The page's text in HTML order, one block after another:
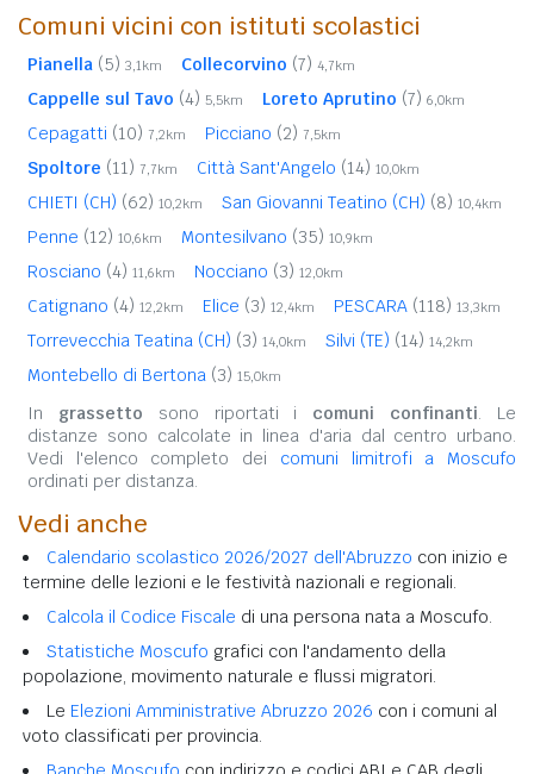
Comuni vicini con istituti scolastici
Pianella (5) 3,1km Collecorvino (7) 4,7km
Cappelle sul Tavo (4) 5,5km Loreto Aprutino (7) 6,0km
Cepagatti (10) 7,2km Picciano (2) 7,5km
Spoltore (11) 7,7km Città Sant'Angelo (14) 10,0km
CHIETI (CH) (62) 10,2km San Giovanni Teatino (CH) (8) 10,4km
Penne (12) 10,6km Montesilvano (35) 10,9km
Rosciano (4) 11,6km Nocciano (3) 12,0km
Catignano (4) 12,2km Elice (3) 12,4km PESCARA (118) 13,3km
Torrevecchia Teatina (CH) (3) 14,0km Silvi (TE) (14) 14,2km
Montebello di Bertona (3) 15,0km
In grassetto sono riportati i comuni confinanti. Le
distanze sono calcolate in linea d'aria dal centro urbano.
Vedi l'elenco completo dei comuni limitrofi a Moscufo
ordinati per distanza.
Vedi anche
Calendario scolastico 2026/2027 dell'Abruzzo con inizio e
termine delle lezioni e le festività nazionali e regionali.
Calcola il Codice Fiscale di una persona nata a Moscufo.
Statistiche Moscufo grafici con l'andamento della
popolazione, movimento naturale e flussi migratori.
Le Elezioni Amministrative Abruzzo 2026 con i comuni al
voto classificati per provincia.